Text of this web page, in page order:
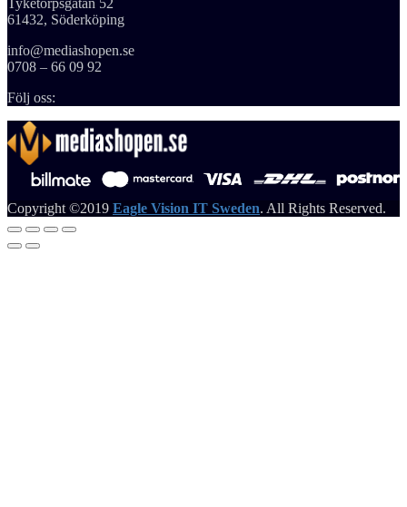
61432, Söderköping
info@mediashopen.se
0708 – 66 09 92
Följ oss:
Copyright ©2019 Eagle Vision IT Sweden. All Rights Reserved.